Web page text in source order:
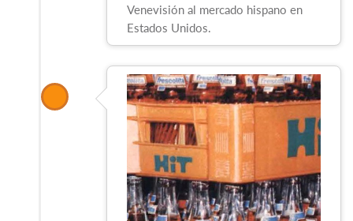
Venevisión al mercado hispano en
Estados Unidos.